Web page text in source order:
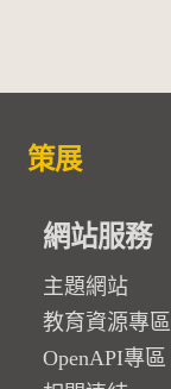
策展
網站服務
主題網站
教育資源專區
OpenAPI專區